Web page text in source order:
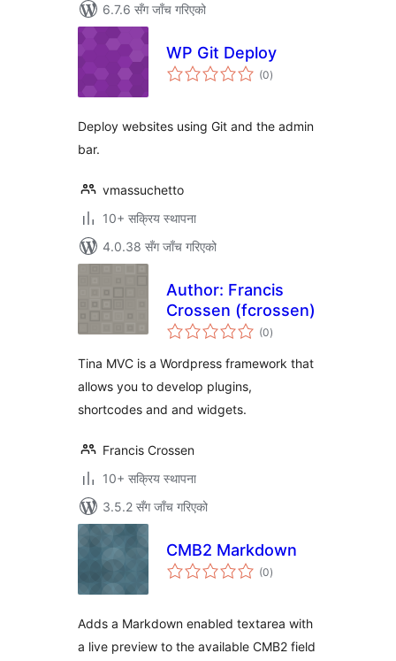
6.7.6 सँग जाँच गरिएको
WP Git Deploy
(0कुल
रेटिङ्गहरू
)
Deploy websites using Git and the admin
bar.
vmassuchetto
10+ सक्रिय स्थापना
4.0.38 सँग जाँच गरिएको
Author: Francis
Crossen (fcrossen)
(0कुल
रेटिङ्गहरू
)
Tina MVC is a Wordpress framework that
allows you to develop plugins,
shortcodes and and widgets.
Francis Crossen
10+ सक्रिय स्थापना
3.5.2 सँग जाँच गरिएको
CMB2 Markdown
(0कुल
रेटिङ्गहरू
)
Adds a Markdown enabled textarea with
a live preview to the available CMB2 field